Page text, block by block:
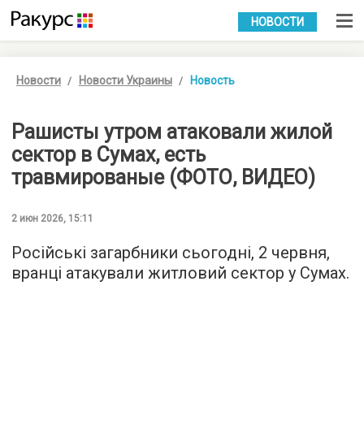
УКР РУС
НОВОСТИ
Новости Новости Украины Новость
Рашисты утром атаковали жилой
сектор в Сумах, есть
травмированые (ФОТО, ВИДЕО)
2 июн 2026, 15:11
Російські загарбники сьогодні, 2 червня,
вранці атакували житловий сектор у Сумах.